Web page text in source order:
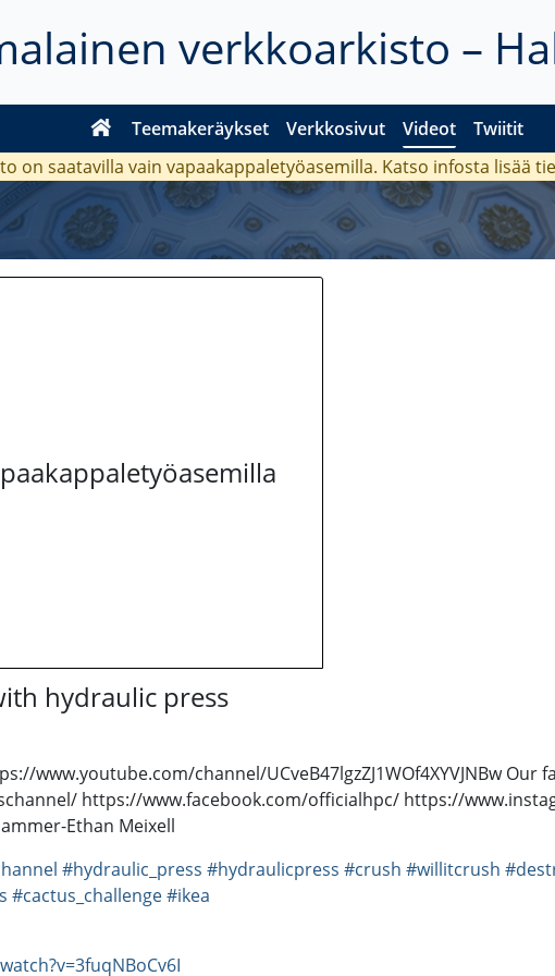
verkkoarkisto –
Teemakeräykset Verkkosivut Videot Twiitit
on saatavilla vain vapaakappaletyöasemilla. Katso infosta lisää
hydraulic press
www.youtube.com/channel/UCveB47lgzZJ1WOf4XYVJNBw Our
https://www.facebook.com/officialhpc/ https://
Ethan Meixell
#hydraulic_press #hydraulicpress #crush #willitcrush
#cactus_challenge#ikea